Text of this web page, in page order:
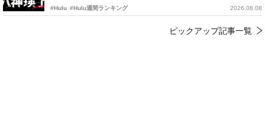
#Hulu #Hulu週間ランキング 2026.08.08
ピックアップ記事一覧